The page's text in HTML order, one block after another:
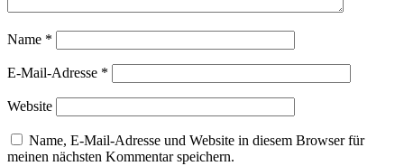
Name *
E-Mail-Adresse *
Website
Name, E-Mail-Adresse und Website in diesem Browser für
meinen nächsten Kommentar speichern.